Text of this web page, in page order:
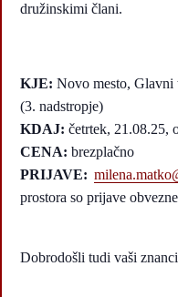
družinskimi člani.
KJE:Novo mesto,
(3. nadstropje)
KDAJ: četrtek, 21.08.25,
CENA: brezplačno
PRIJAVE:
prostora so prijave
Dobrodošli tudi vaši